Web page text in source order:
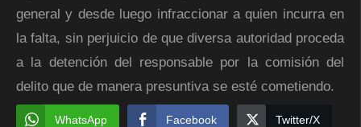
general y desde luego infraccionar a quien incurra en
la falta, sin perjuicio de que diversa autoridad proceda
a la detención del responsable por la comisión del
delito que de manera presuntiva se esté cometiendo.
WhatsApp Facebook Twitter/X